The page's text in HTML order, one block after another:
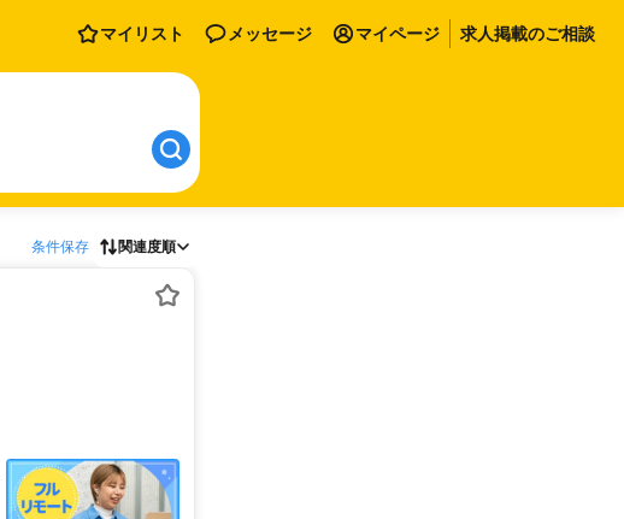
マイリスト メッセージ マイページ 求人掲載のご相談
条件保存 関連度順